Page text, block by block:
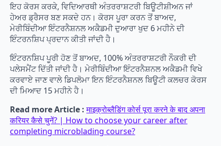
ਇਹ ਕੋਰਸ ਕਰਕੇ, ਵਿਦਿਆਰਥੀ ਅੰਤਰਰਾਸ਼ਟਰੀ ਬਿਊਟੀਸ਼ੀਅਨ ਜਾਂ
ਹੇਅਰ ਡ੍ਰੈਸਰ ਬਣ ਸਕਦੇ ਹਨ। ਕੋਰਸ ਪੂਰਾ ਕਰਨ ਤੋਂ ਬਾਅਦ,
ਮੇਰੀਬਿੰਦੀਆ ਇੰਟਰਨੈਸ਼ਨਲ ਅਕੈਡਮੀ ਦੁਆਰਾ ਖੁਦ 6 ਮਹੀਨੇ ਦੀ
ਇੰਟਰਨਸ਼ਿਪ ਪ੍ਰਦਾਨ ਕੀਤੀ ਜਾਂਦੀ ਹੈ।
ਇੰਟਰਨਸ਼ਿਪ ਪੂਰੀ ਹੋਣ ਤੋਂ ਬਾਅਦ, 100% ਅੰਤਰਰਾਸ਼ਟਰੀ ਨੌਕਰੀ ਦੀ
ਪਲੇਸਮੈਂਟ ਦਿੱਤੀ ਜਾਂਦੀ ਹੈ। ਮੇਰੀਬਿੰਦੀਆ ਇੰਟਰਨੈਸ਼ਨਲ ਅਕੈਡਮੀ ਵਿਖੇ
ਕਰਵਾਏ ਜਾਣ ਵਾਲੇ ਡਿਪਲੋਮਾ ਇਨ ਇੰਟਰਨੈਸ਼ਨਲ ਬਿਊਟੀ ਕਲਚਰ ਕੋਰਸ
ਦੀ ਮਿਆਦ 15 ਮਹੀਨੇ ਹੈ।
Read more Article :माइक्रोब्लैडिंग कोर्स पूरा करने के बाद अपना
करियर कैसे चुनें? | How to choose your career after
completing microblading course?